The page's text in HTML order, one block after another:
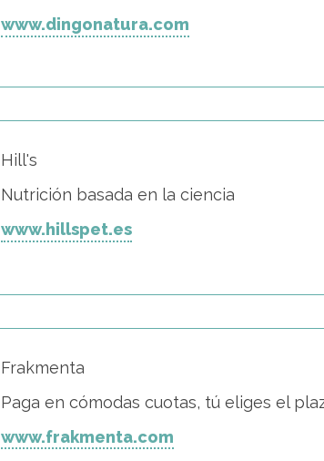
www.dingonatura.com
Hill's
Nutrición basada en la ciencia
www.hillspet.es
Frakmenta
Paga en cómodas cuotas, tú eliges el
www.frakmenta.com